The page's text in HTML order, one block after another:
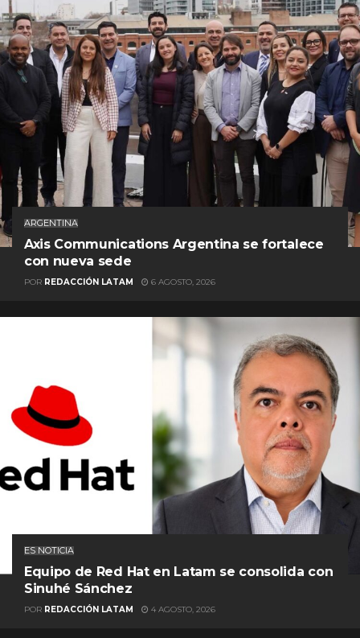
ARGENTINA
Axis Communications Argentina se fortalece
con nueva sede
POR REDACCIÓN LATAM 6 AGOSTO, 2026
ES NOTICIA
Equipo de Red Hat en Latam se consolida con
Sinuhé Sánchez
POR REDACCIÓN LATAM 4 AGOSTO, 2026